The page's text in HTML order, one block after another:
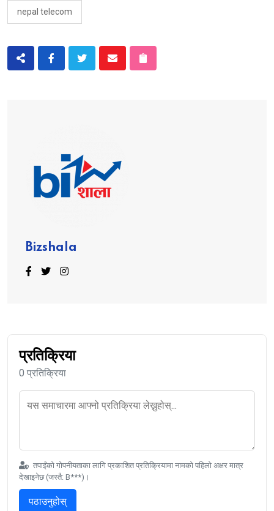
nepal telecom
Bizshala
प्रतिक्रिया
0 प्रतिक्रिया
तपाईंको गोपनीयताका लागि प्रकाशित प्रतिक्रियामा नामको पहिलो अक्षर मात्र
देखाइनेछ (जस्तै: B***)।
पठाउनुहोस्